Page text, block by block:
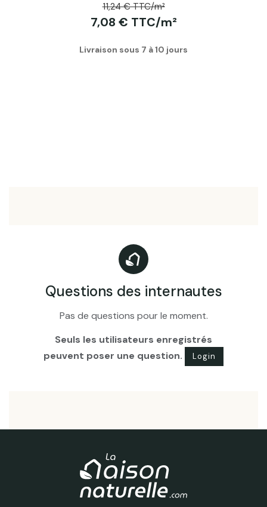
11,24 € TTC/m²
7,08 € TTC/m²
Livraison sous 7 à 10 jours
Questions des internautes
Pas de questions pour le moment.
Seuls les utilisateurs enregistrés
peuvent poser une question.
Login